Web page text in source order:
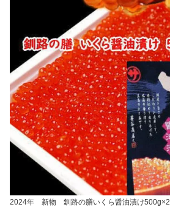
2024年 新物 釧路の膳いくら醤油漬け500g×2